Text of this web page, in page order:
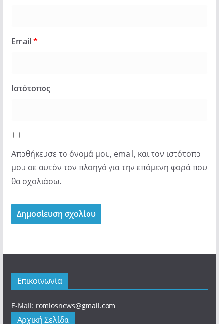
Email*
Ιστότοπος
Αποθήκευσε το όνομά μου, email, και τον ιστότοπο
μου σε αυτόν τον πλοηγό για την επόμενη φορά που
θα σχολιάσω.
Επικοινωνία
E-Mail: romiosnews@gmail.com
Αρχική Σελίδα